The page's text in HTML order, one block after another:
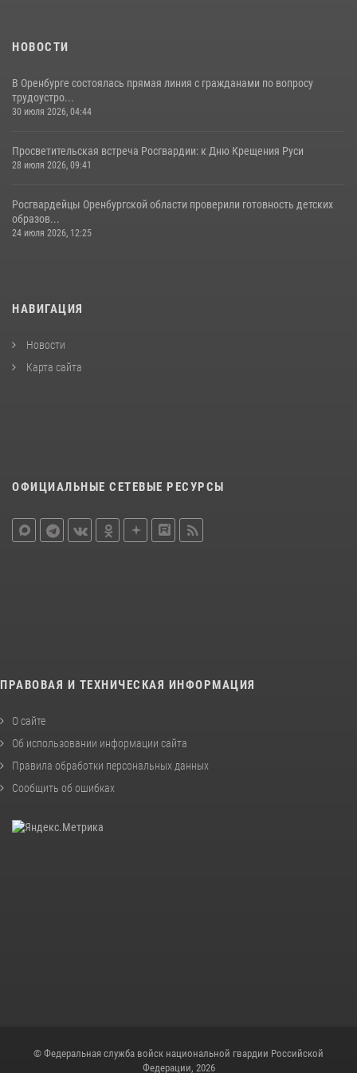
НОВОСТИ
В Оренбурге состоялась прямая линия с гражданами по вопросу
трудоустро...
30 июля 2026, 04:44
Просветительская встреча Росгвардии: к Дню Крещения Руси
28 июля 2026, 09:41
Росгвардейцы Оренбургской области проверили готовность детских
образов...
24 июля 2026, 12:25
НАВИГАЦИЯ
Новости
Карта сайта
ОФИЦИАЛЬНЫЕ СЕТЕВЫЕ РЕСУРСЫ
ПРАВОВАЯ И ТЕХНИЧЕСКАЯ ИНФОРМАЦИЯ
О сайте
Об использовании информации сайта
Правила обработки персональных данных
Сообщить об ошибках
© Федеральная служба войск национальной гвардии Российской
Федерации, 2026